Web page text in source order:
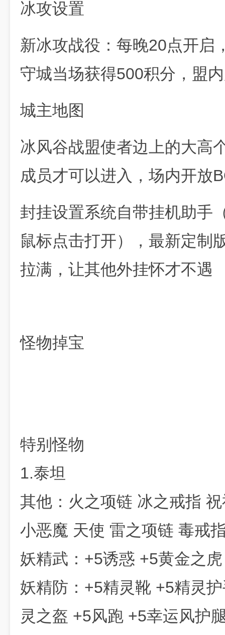
冰攻设置
新冰攻战役：每晚20点开启
守城当场获得500积分，盟
城主地图
冰风谷战盟使者边上的大高
成员才可以进入，场内开放
封挂设置系统自带挂机助手
鼠标点击打开），最新定制
拉满，让其他外挂怀才不遇
怪物掉宝
特别怪物
1.泰坦
其他：火之项链 冰之戒指
小恶魔 天使 雷之项链 毒戒
妖精武：+5诱惑 +5黄金之
妖精防：+5精灵靴 +5精灵
灵之盔 +5风跑 +5幸运风护